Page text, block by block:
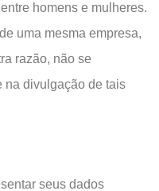
homens e mulheres.
uma mesma empresa,
razão, não se
na divulgação de tais
seus dados